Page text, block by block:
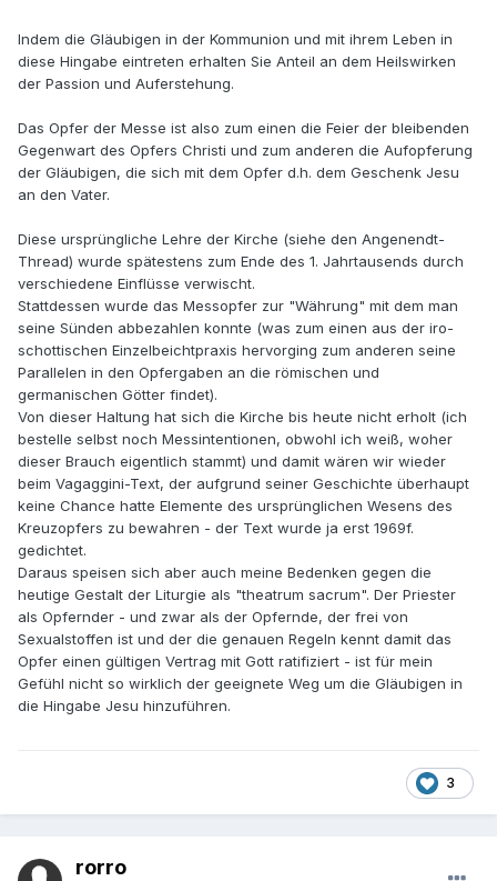
Indem die Gläubigen in der Kommunion und mit ihrem Leben in
diese Hingabe eintreten erhalten Sie Anteil an dem Heilswirken
der Passion und Auferstehung.
Das Opfer der Messe ist also zum einen die Feier der bleibenden
Gegenwart des Opfers Christi und zum anderen die Aufopferung
der Gläubigen, die sich mit dem Opfer d.h. dem Geschenk Jesu
an den Vater.
Diese ursprüngliche Lehre der Kirche (siehe den Angenendt-
Thread) wurde spätestens zum Ende des 1. Jahrtausends durch
verschiedene Einflüsse verwischt.
Stattdessen wurde das Messopfer zur "Währung" mit dem man
seine Sünden abbezahlen konnte (was zum einen aus der iro-
schottischen Einzelbeichtpraxis hervorging zum anderen seine
Parallelen in den Opfergaben an die römischen und
germanischen Götter findet).
Von dieser Haltung hat sich die Kirche bis heute nicht erholt (ich
bestelle selbst noch Messintentionen, obwohl ich weiß, woher
dieser Brauch eigentlich stammt) und damit wären wir wieder
beim Vagaggini-Text, der aufgrund seiner Geschichte überhaupt
keine Chance hatte Elemente des ursprünglichen Wesens des
Kreuzopfers zu bewahren - der Text wurde ja erst 1969f.
gedichtet.
Daraus speisen sich aber auch meine Bedenken gegen die
heutige Gestalt der Liturgie als "theatrum sacrum". Der Priester
als Opfernder - und zwar als der Opfernde, der frei von
Sexualstoffen ist und der die genauen Regeln kennt damit das
Opfer einen gültigen Vertrag mit Gott ratifiziert - ist für mein
Gefühl nicht so wirklich der geeignete Weg um die Gläubigen in
die Hingabe Jesu hinzuführen.
3
rorro